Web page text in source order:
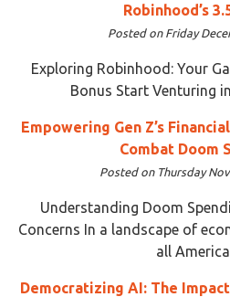
Robinhood’s
Posted on Friday
Exploring Robinhood: Your
Bonus Start Venturing
Empowering Gen Z’s
Combat Doom
Posted on Thursday
Understanding Doom
Concerns In a landscape of
all
Democratizing AI: The